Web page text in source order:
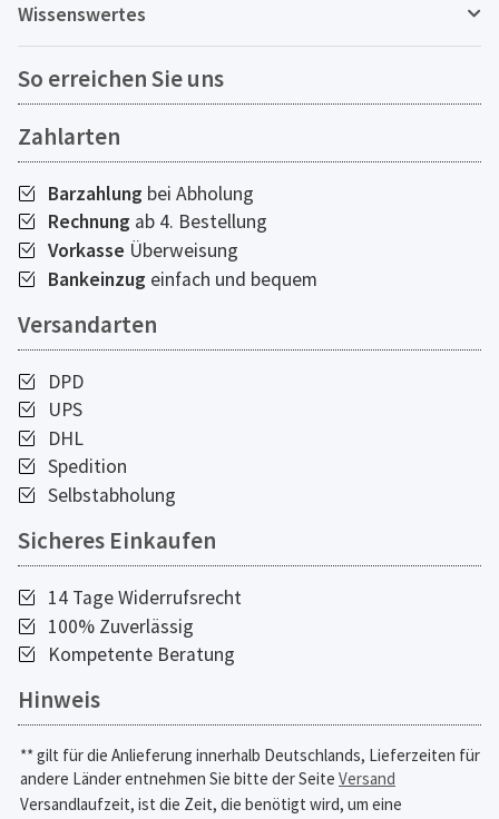
Wissenswertes
So erreichen Sie uns
Zahlarten
Barzahlung bei Abholung
Rechnung ab 4. Bestellung
Vorkasse Überweisung
Bankeinzug einfach und bequem
Versandarten
DPD
UPS
DHL
Spedition
Selbstabholung
Sicheres Einkaufen
14 Tage Widerrufsrecht
100% Zuverlässig
Kompetente Beratung
Hinweis
** gilt für die Anlieferung innerhalb Deutschlands, Lieferzeiten für
andere Länder entnehmen Sie bitte der Seite Versand
Versandlaufzeit, ist die Zeit, die benötigt wird, um eine